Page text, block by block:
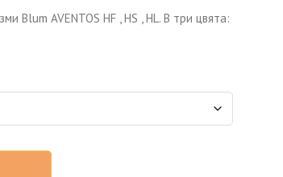
Blum AVENTOS HF , HS , HL. В три цвята: